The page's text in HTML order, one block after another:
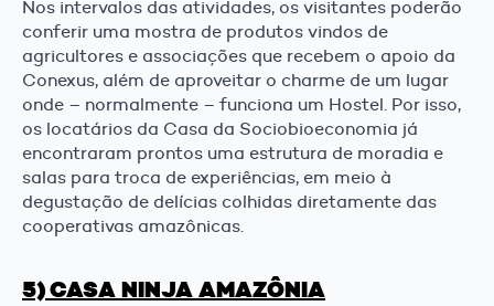
Nos intervalos das atividades, os visitantes poderão
conferir uma mostra de produtos vindos de
agricultores e associações que recebem o apoio da
Conexus, além de aproveitar o charme de um lugar
onde – normalmente – funciona um Hostel. Por isso,
os locatários da Casa da Sociobioeconomia já
encontraram prontos uma estrutura de moradia e
salas para troca de experiências, em meio à
degustação de delícias colhidas diretamente das
cooperativas amazônicas.
5) CASA NINJA AMAZÔNIA